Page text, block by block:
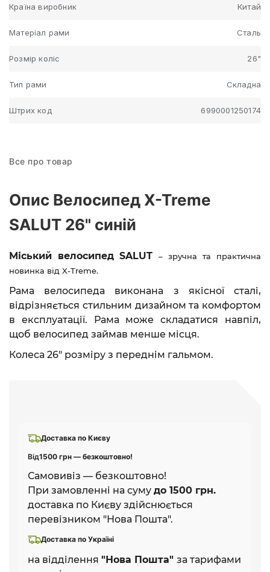
Країна виробник Китай
Матеріал рами Сталь
Розмір коліс 26"
Тип рами Складна
Штрих код 6990001250174
Доставка по Києву
Від1500 грн — безкоштовно!
Самовивіз — безкоштовно!
При замовленні на суму до 1500 грн.
доставка по Києву здійснюється
перевізником "Нова Пошта".
Доставка по Україні
на відділення "Нова Пошта" за тарифами
Все про товар
Опис Велосипед X-Treme
SALUT 26" синій
Міський велосипед SALUT
– зручна та практична
новинка від X-Treme.
Рама велосипеда виконана з якісної сталі,
відрізняється стильним дизайном та комфортом
в експлуатації. Рама може складатися навпіл,
щоб велосипед займав менше місця.
Колеса 26" розміру з переднім гальмом.